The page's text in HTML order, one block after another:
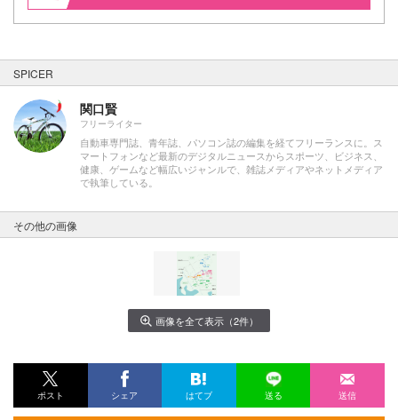
SPICER
関口賢
フリーライター
自動車専門誌、青年誌、パソコン誌の編集を経てフリーランスに。ス
マートフォンなど最新のデジタルニュースからスポーツ、ビジネス、
健康、ゲームなど幅広いジャンルで、雑誌メディアやネットメディア
で執筆している。
その他の画像
画像を全て表示（2件）
ポスト シェア はてブ 送る 送信